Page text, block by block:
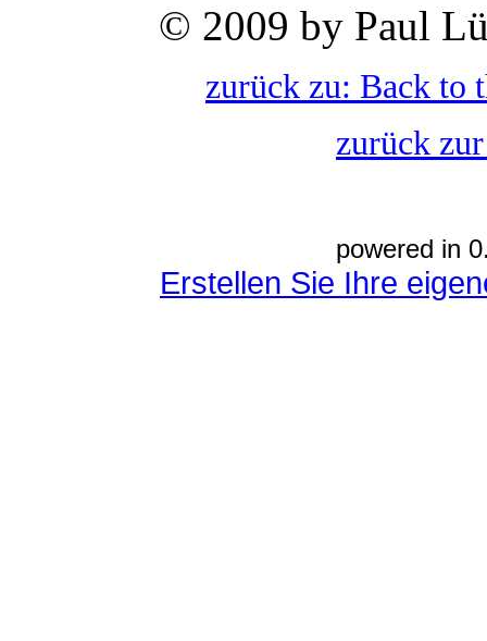
© 2009 by Paul
zurück zu: Back to
zurück
powered in
Erstellen Sie Ihre